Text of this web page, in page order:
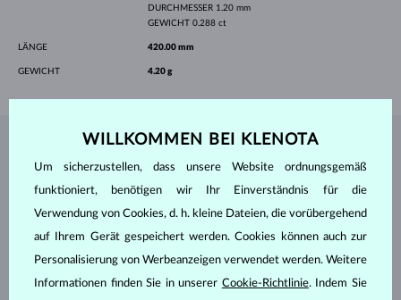
DURCHMESSER 1.20 mm
GEWICHT 0.288 ct
LÄNGE 420.00 mm
GEWICHT 4.20 g
WILLKOMMEN BEI KLENOTA
Um sicherzustellen, dass unsere Website ordnungsgemäß
funktioniert, benötigen wir Ihr Einverständnis für die
Verwendung von Cookies, d. h. kleine Dateien, die vorübergehend
auf Ihrem Gerät gespeichert werden. Cookies können auch zur
Personalisierung von Werbeanzeigen verwendet werden. Weitere
Informationen finden Sie in unserer Cookie-Richtlinie. Indem Sie